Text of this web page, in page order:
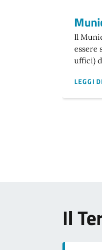
Il
essere
uffici)
LEGGI
Il